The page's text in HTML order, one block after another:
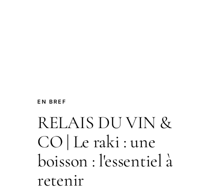
EN BREF
RELAIS DU VIN &
CO | Le raki : une
boisson : l'essentiel à
retenir